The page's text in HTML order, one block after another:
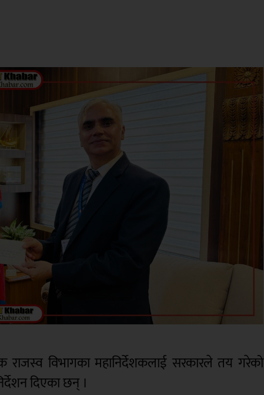
राजस्व विभागका महानिर्देशकलाई सरकारले तय गरेको
दिएका छन् ।